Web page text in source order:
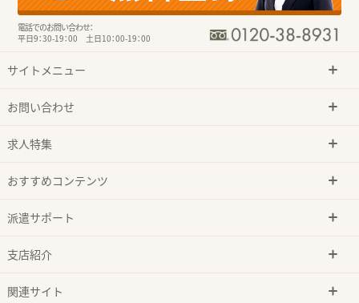
電話でのお問い合わせ：
平日9：30-19：00 土日10：00-19：00
サイトメニュー
お問い合わせ
求人特集
おすすめコンテンツ
派遣サポート
支店紹介
関連サイト